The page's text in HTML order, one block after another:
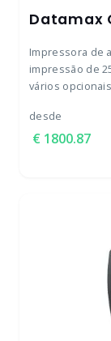
Datamax
Impressora de
impressão de
vários opcionais
desde
1800.87